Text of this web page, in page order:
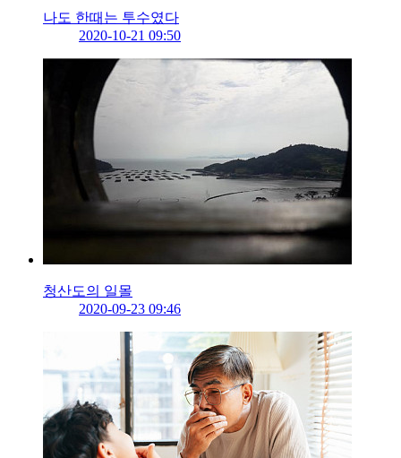
나도 한때는 투수였다
2020-10-21 09:50
청산도의 일몰
2020-09-23 09:46